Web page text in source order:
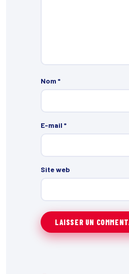
Nom *
E-mail *
Site web